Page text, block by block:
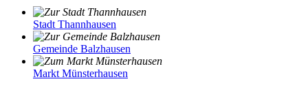
Stadt Thannhausen
Gemeinde Balzhausen
Markt Münsterhausen